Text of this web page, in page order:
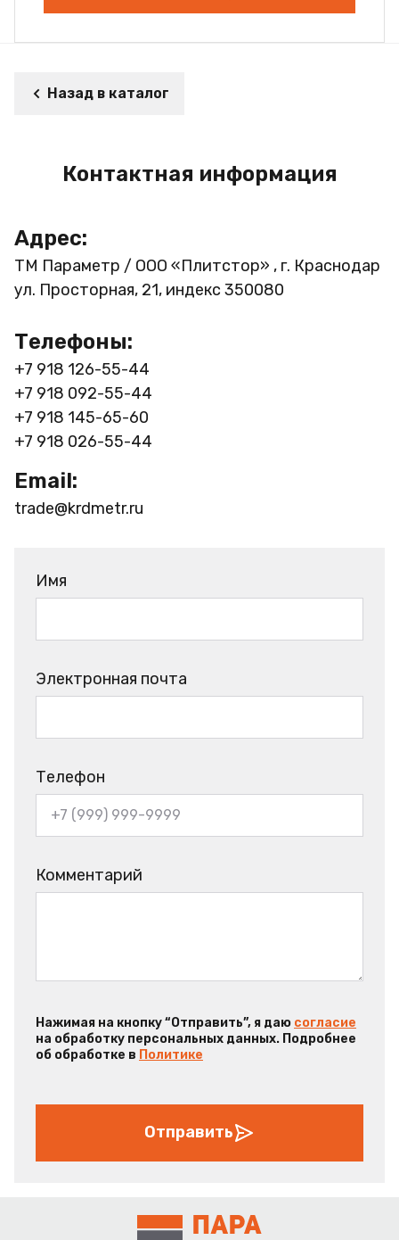
Назад в каталог
Контактная информация
Адрес:
ТМ Параметр / ООО «Плитстор» , г. Краснодар
ул. Просторная, 21, индекс 350080
Телефоны:
+7 918 126-55-44
+7 918 092-55-44
+7 918 145-65-60
+7 918 026-55-44
Email:
trade@krdmetr.ru
Имя
Электронная почта
Телефон
Комментарий
Нажимая на кнопку “Отправить”, я даю согласие
на обработку персональных данных. Подробнее
об обработке в Политике
Отправить